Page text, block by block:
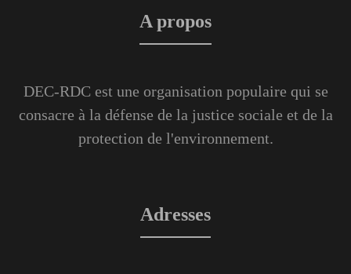
A propos
DEC-RDC est une organisation populaire qui se
consacre à la défense de la justice sociale et de la
protection de l'environnement.
Adresses